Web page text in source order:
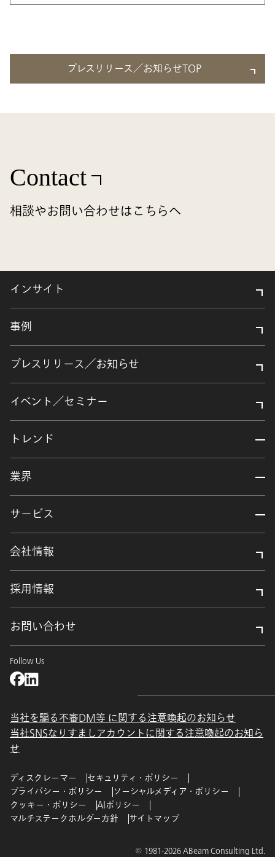
プレスリリース／お知らせTOP
Contact
相談やお問い合わせはこちらへ
インサイト
事例
プレスリリース／お知らせ
イベント／セミナー
トレンド
業界
サービス
会社情報
採用情報
お問い合わせ
Follow Us
当社を騙る不審DM等 に関する注意喚起のお知らせ
当社SNSなりすましアカウントに関する注意喚起のお知ら
せ
ディスクレーマー
セキュリティ・ポリシー
プライバシー・ポリシー
ソーシャルメディア・ポリシー
クッキー・ポリシー
AIポリシー
マルチステークホルダー方針
サイトマップ
© 1981-2026 ABeam Consulting Ltd.